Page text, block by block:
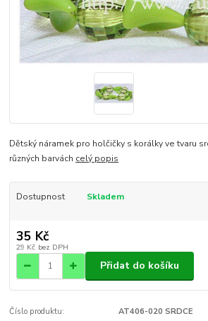
Dětský náramek pro holčičky s korálky ve tvaru
různých barvách celý popis
Dostupnost Skladem
35 Kč
29 Kč bez DPH
Přidat do košíku
Číslo produktu: AT406-020 SRDCE